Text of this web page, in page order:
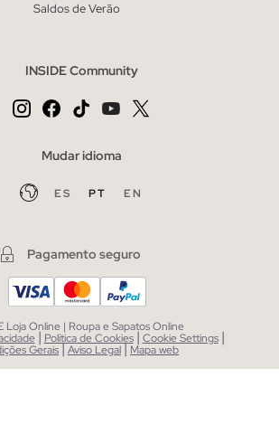
Saldos de Verão
INSIDE Community
Mudar idioma
ES PT EN
Pagamento seguro
Loja Online | Roupa e Sapatos Online
| Política de Cookies | Cookie Settings |
Gerais|Aviso Legal| Mapa web